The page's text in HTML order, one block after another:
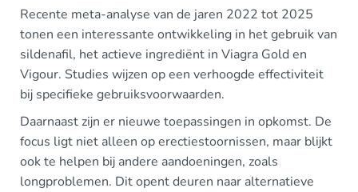
Recente meta-analyse van de jaren 2022 tot 2025
tonen een interessante ontwikkeling in het gebruik van
sildenafil, het actieve ingrediënt in Viagra Gold en
Vigour. Studies wijzen op een verhoogde effectiviteit
bij specifieke gebruiksvoorwaarden.
Daarnaast zijn er nieuwe toepassingen in opkomst. De
focus ligt niet alleen op erectiestoornissen, maar blijkt
ook te helpen bij andere aandoeningen, zoals
longproblemen. Dit opent deuren naar alternatieve